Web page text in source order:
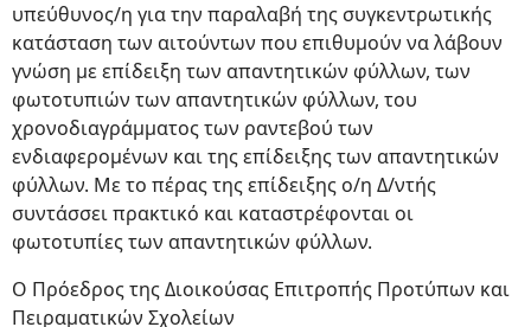
υπεύθυνος/η για την παραλαβή της συγκεντρωτικής
κατάσταση των αιτούντων που επιθυμούν να λάβουν
γνώση με επίδειξη των απαντητικών φύλλων, των
φωτοτυπιών των απαντητικών φύλλων, του
χρονοδιαγράμματος των ραντεβού των
ενδιαφερομένων και της επίδειξης των απαντητικών
φύλλων. Με το πέρας της επίδειξης ο/η Δ/ντής
συντάσσει πρακτικό και καταστρέφονται οι
φωτοτυπίες των απαντητικών φύλλων.
Ο Πρόεδρος της Διοικούσας Επιτροπής Προτύπων και
Πειραματικών Σχολείων